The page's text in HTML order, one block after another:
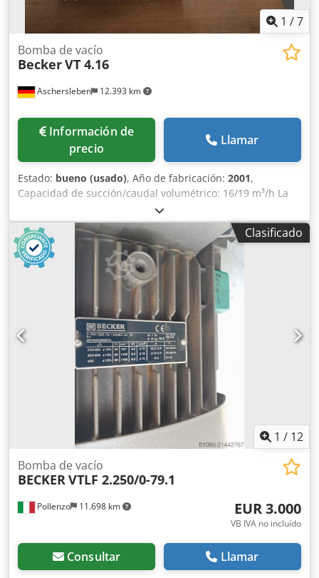
1 /7
Aschersleben 12.393 km
Bomba de vacío
BeckerVT 4.16
Información de
precio
Llamar
Estado: bueno (usado), Año de fabricación: 2001,
Capacidad de succión/caudal volumétrico: 16/19 m³/h La
bomba proviene de una Lisec A2RL (instalación de llenado
molecular). Ancho: 570 mm Profundidad: 250 mm
Dcodszqd Evopfx Agysk Altura: 510 mm Estado: bueno,
usado.
Clasificado
1 / 12
Pollenzo 11.698 km
Bomba de vacío
BECKERVTLF 2.250/0-79.1
EUR 3.000
VB IVA no incluído
Consultar Llamar